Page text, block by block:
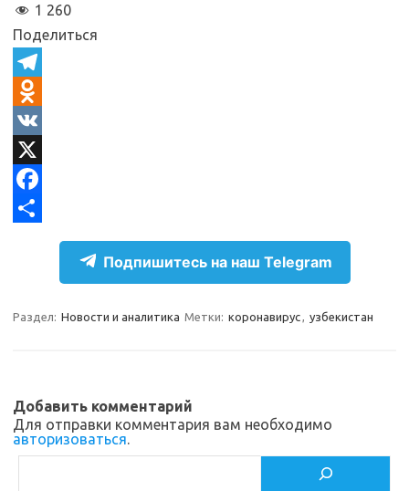
1 260
Поделиться
T
e
e
g
O
d
n
o
s
i
k
V
KX
F
b
k
р
и
т
Подпишитесь на наш Telegram
Раздел: Новости и аналитика Метки: коронавирус, узбекистан
Добавить комментарий
Для отправки комментария вам необходимо
авторизоваться.